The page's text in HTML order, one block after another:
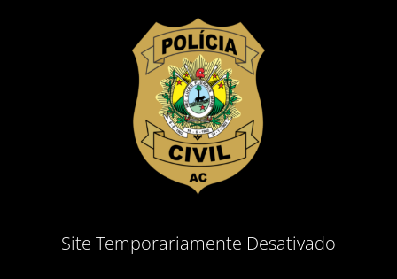
Site Temporariamente Desativado